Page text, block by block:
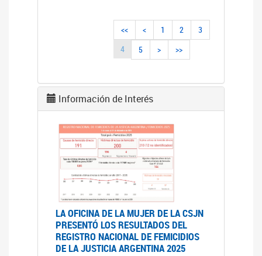
<< < 1 2
3
4
5 > >>
Información de Interés
LA OFICINA DE LA MUJER DE LA CSJN
PRESENTÓ LOS RESULTADOS DEL
REGISTRO NACIONAL DE FEMICIDIOS
DE LA JUSTICIA ARGENTINA 2025